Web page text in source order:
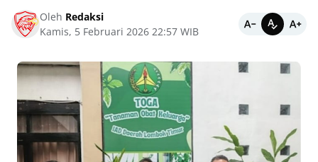
Oleh Redaksi
Kamis, 5 Februari 2026 22:57 WIB